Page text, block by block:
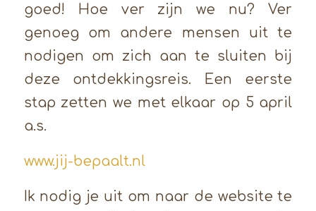
goed! Hoe ver zijn we nu? Ver
genoeg om andere mensen uit te
nodigen om zich aan te sluiten bij
deze ontdekkingsreis. Een eerste
stap zetten we met elkaar op 5 april
a.s.
www.jij-bepaalt.nl
Ik nodig je uit om naar de website te